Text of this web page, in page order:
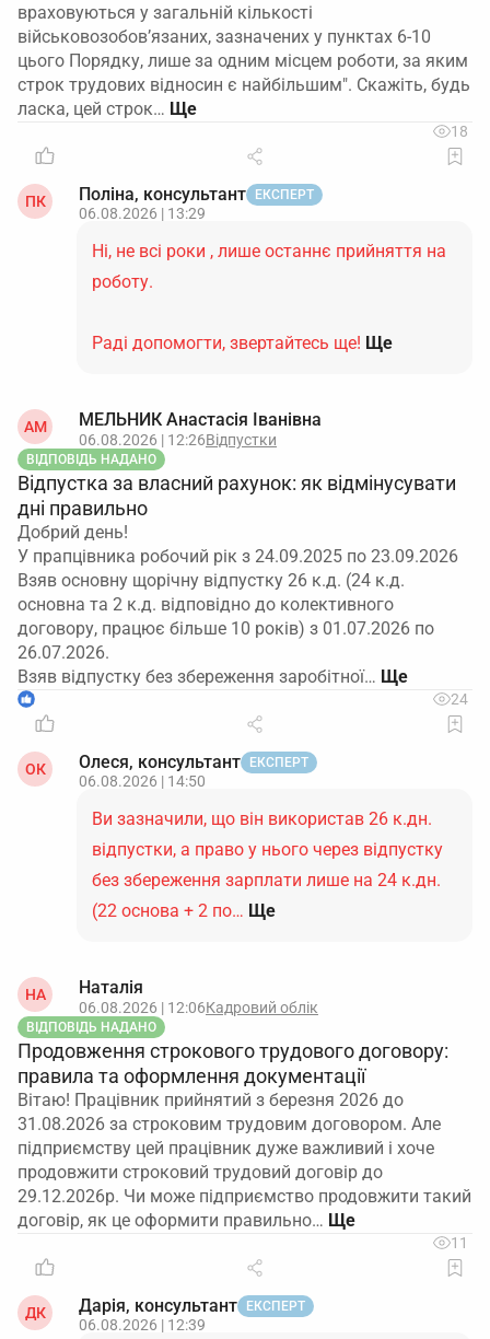
враховуються у загальній кількості
військовозобов’язаних, зазначених у пунктах 6-10
цього Порядку, лише за одним місцем роботи, за яким
строк трудових відносин є найбільшим". Скажіть, будь
ласка, цей строк…
18
ПК Поліна, консультант ЕКСПЕРТ
06.08.2026 | 13:29
Ні, не всі роки , лише останнє прийняття на
роботу.
Раді допомогти, звертайтесь ще! Ще
АМ МЕЛЬНИК Анастасія Іванівна
06.08.2026 | 12:26Відпустки
ВІДПОВІДЬ НАДАНО
Відпустка за власний рахунок: як відмінусувати
дні правильно
Добрий день!
У прапцівника робочий рік з 24.09.2025 по 23.09.2026
Взяв основну щорічну відпустку 26 к.д. (24 к.д.
основна та 2 к.д. відповідно до колективного
договору, працює більше 10 років) з 01.07.2026 по
26.07.2026.
Взяв відпустку без збереження заробітної…
1 24
ОК Олеся, консультант ЕКСПЕРТ
06.08.2026 | 14:50
Ви зазначили, що він використав 26 к.дн.
відпустки, а право у нього через відпустку
без збереження зарплати лише на 24 к.дн.
(22 основа + 2 по… Ще
НА Наталія
06.08.2026 | 12:06Кадровий облік
ВІДПОВІДЬ НАДАНО
Продовження строкового трудового договору:
правила та оформлення документації
Вітаю! Працівник прийнятий з березня 2026 до
31.08.2026 за строковим трудовим договором. Але
підприємству цей працівник дуже важливий і хоче
продовжити строковий трудовий договір до
29.12.2026р. Чи може підприємство продовжити такий
договір, як це оформити правильно…
11
ДК Дарія, консультант ЕКСПЕРТ
06.08.2026 | 12:39